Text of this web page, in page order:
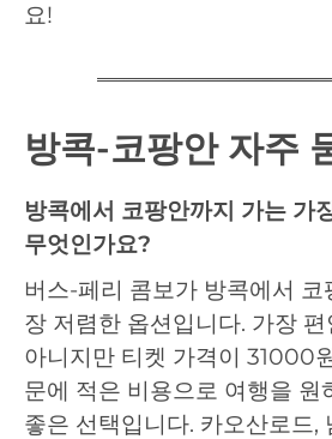
요!
방콕-코팡안 자주
방콕에서 코팡안까지 가는 가
무엇인가요?
버스-페리 콤보가 방콕에서
장 저렴한 옵션입니다. 가장
아니지만 티켓 가격이 31000
문에 적은 비용으로 여행을 원
좋은 선택입니다. 카오산로드,